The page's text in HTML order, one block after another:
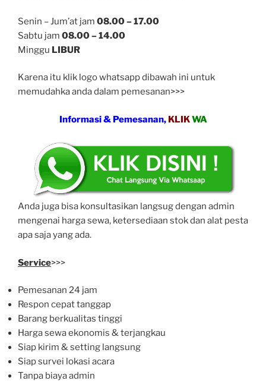
Senin – Jum’at jam 08.00 – 17.00
Sabtu jam 08.00 – 14.00
Minggu LIBUR
Karena itu klik logo whatsapp dibawah ini untuk
memudahka anda dalam pemesanan>>>
Informasi & Pemesanan, KLIKWA
Anda juga bisa konsultasikan langsug dengan admin
mengenai harga sewa, ketersediaan stok dan alat pesta
apa saja yang ada.
Service>>>
Pemesanan 24 jam
Respon cepat tanggap
Barang berkualitas tinggi
Harga sewa ekonomis & terjangkau
Siap kirim & setting langsung
Siap survei lokasi acara
Tanpa biaya admin